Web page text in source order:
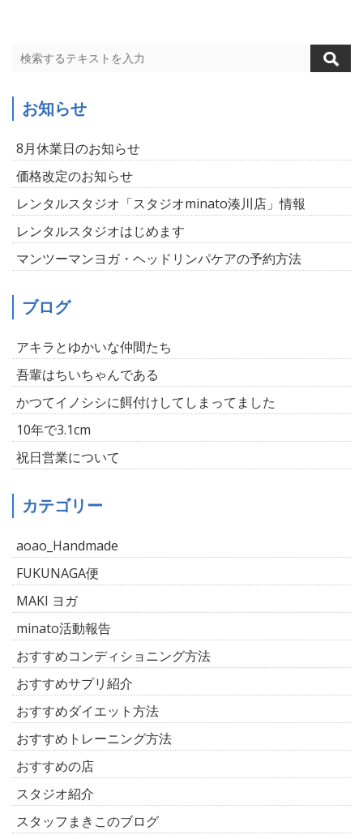
お知らせ
8月休業日のお知らせ
価格改定のお知らせ
レンタルスタジオ「スタジオminato湊川店」情報
レンタルスタジオはじめます
マンツーマンヨガ・ヘッドリンパケアの予約方法
ブログ
アキラとゆかいな仲間たち
吾輩はちいちゃんである
かつてイノシシに餌付けしてしまってました
10年で3.1cm
祝日営業について
カテゴリー
aoao_Handmade
FUKUNAGA便
MAKI ヨガ
minato活動報告
おすすめコンディショニング方法
おすすめサプリ紹介
おすすめダイエット方法
おすすめトレーニング方法
おすすめの店
スタジオ紹介
スタッフまきこのブログ